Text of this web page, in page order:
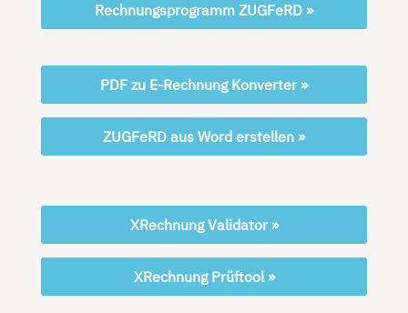
Rechnungsprogramm ZUGFeRD »
PDF zu E-Rechnung Konverter »
ZUGFeRD aus Word erstellen »
XRechnung Validator »
XRechnung Prüftool »